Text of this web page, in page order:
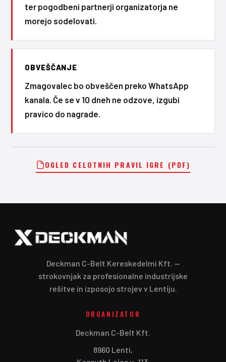
ter pogodbeni partnerji organizatorja ne
morejo sodelovati.
OBVEŠČANJE
Zmagovalec bo obveščen preko WhatsApp
kanala. Če se v 10 dneh ne odzove, izgubi
pravico do nagrade.
OGLED CELOTNIH PRAVIL IGRE (PDF)
Deckman C-Belt Kereskedelmi Kft. —
strokovnjak za profesionalne industrijske
rešitve in izposojo strojev v Lentiju.
ORGANIZATOR
Deckman C-Belt Kft.
8960 Lenti,